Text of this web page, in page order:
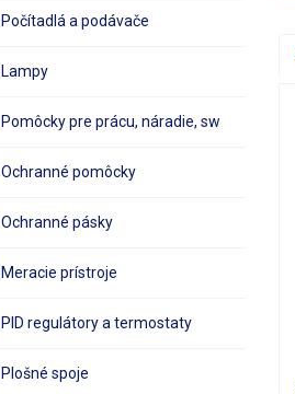
Počítadlá a podávače
Lampy
Pomôcky pre prácu, náradie, sw
Ochranné pomôcky
Ochranné pásky
Meracie prístroje
PID regulátory a termostaty
Plošné spoje